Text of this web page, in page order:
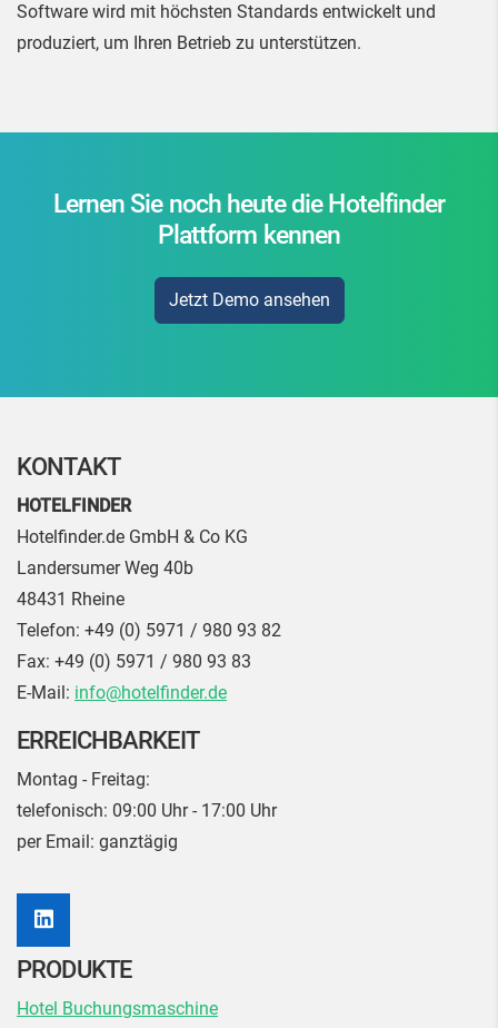
Software wird mit höchsten Standards entwickelt und
produziert, um Ihren Betrieb zu unterstützen.
Lernen Sie noch heute die Hotelfinder
Plattform kennen
Jetzt Demo ansehen
KONTAKT
HOTELFINDER
Hotelfinder.de GmbH & Co KG
Landersumer Weg 40b
48431 Rheine
Telefon: +49 (0) 5971 / 980 93 82
Fax: +49 (0) 5971 / 980 93 83
E-Mail: info@hotelfinder.de
ERREICHBARKEIT
Montag - Freitag:
telefonisch: 09:00 Uhr - 17:00 Uhr
per Email: ganztägig
PRODUKTE
Hotel Buchungsmaschine